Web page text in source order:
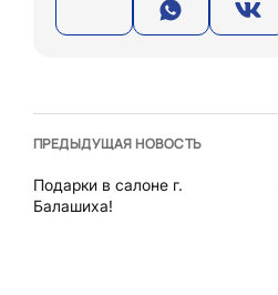
ПРЕДЫДУЩАЯ НОВОСТЬ
Подарки в салоне г.
Балашиха!